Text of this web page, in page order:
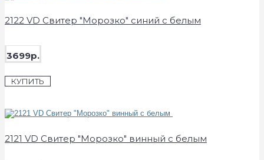
2122 VD Свитер "Морозко" синий с белым
3699р.
КУПИТЬ
2121 VD Свитер "Морозко" винный с белым